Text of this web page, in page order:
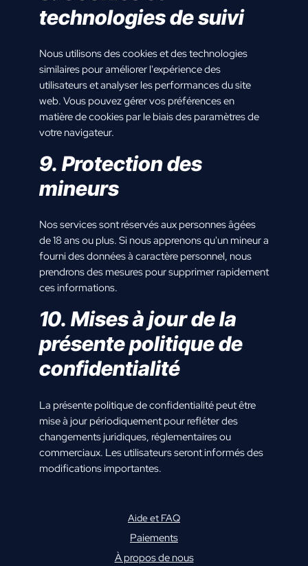
technologies de suivi
Nous utilisons des cookies et des technologies
similaires pour améliorer l'expérience des
utilisateurs et analyser les performances du site
web. Vous pouvez gérer vos préférences en
matière de cookies par le biais des paramètres de
votre navigateur.
9. Protection des
mineurs
Nos services sont réservés aux personnes âgées
de 18 ans ou plus. Si nous apprenons qu'un mineur a
fourni des données à caractère personnel, nous
prendrons des mesures pour supprimer rapidement
ces informations.
10. Mises à jour de la
présente politique de
confidentialité
La présente politique de confidentialité peut être
mise à jour périodiquement pour refléter des
changements juridiques, réglementaires ou
commerciaux. Les utilisateurs seront informés des
modifications importantes.
Aide et FAQ
Paiements
À propos de nous